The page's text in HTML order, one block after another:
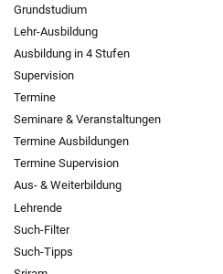
Grundstudium
Lehr-Ausbildung
Ausbildung in 4 Stufen
Supervision
Termine
Seminare & Veranstaltungen
Termine Ausbildungen
Termine Supervision
Aus- & Weiterbildung
Lehrende
Such-Filter
Such-Tipps